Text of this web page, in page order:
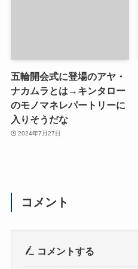
五輪開会式に登場のアヤ・
ナカムラとは→キンタロー
のモノマネレパートリーに
入りそうだな
2024年7月27日
コメント
コメントする